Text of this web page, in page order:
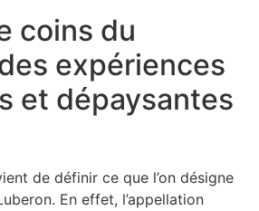
coins du
expériences
et dépaysantes
de définir ce que l’on désigne
En effet, l’appellation